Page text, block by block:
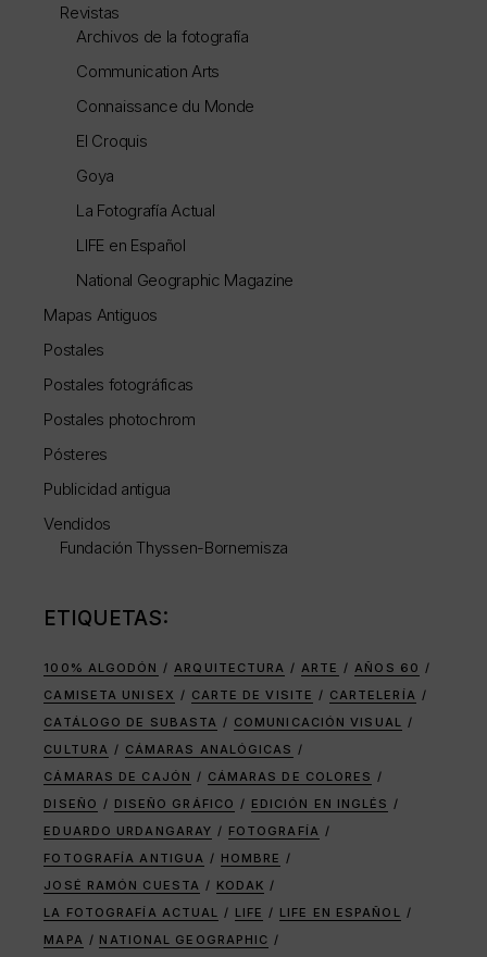
Revistas
Archivos de la fotografía
Communication Arts
Connaissance du Monde
El Croquis
Goya
La Fotografía Actual
LIFE en Español
National Geographic Magazine
Mapas Antiguos
Postales
Postales fotográficas
Postales photochrom
Pósteres
Publicidad antigua
Vendidos
Fundación Thyssen-Bornemisza
ETIQUETAS:
100% ALGODÓN ARQUITECTURA ARTE
AÑOS 60
CAMISETA UNISEX
CARTE DE VISITE
CARTELERÍA
CATÁLOGO DE SUBASTA
COMUNICACIÓN VISUAL
CULTURA
CÁMARAS ANALÓGICAS
CÁMARAS DE CAJÓN
CÁMARAS DE COLORES
DISEÑO
DISEÑO GRÁFICO
EDICIÓN EN INGLÉS
EDUARDO URDANGARAY
FOTOGRAFÍA
FOTOGRAFÍA ANTIGUA
HOMBRE
JOSÉ RAMÓN CUESTA
KODAK
LA FOTOGRAFÍA ACTUAL
LIFE
LIFE EN ESPAÑOL
MAPA
NATIONAL GEOGRAPHIC